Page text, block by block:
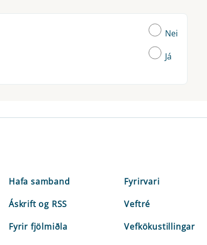
Nei
Já
Hafa samband
Áskrift og RSS
Fyrir fjölmiðla
Fyrirvari
Veftré
Vefkökustillingar